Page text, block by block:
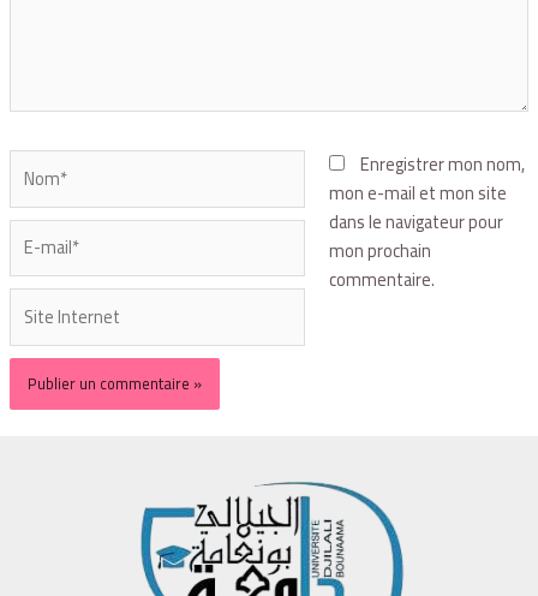
Enregistrer mon nom,
mon e-mail et mon site
dans le navigateur pour
mon prochain
commentaire.